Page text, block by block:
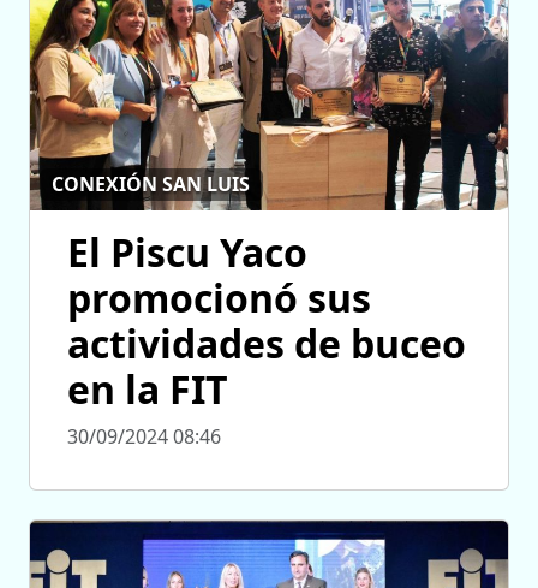
CONEXIÓN SAN LUIS
El Piscu Yaco
promocionó sus
actividades de buceo
en la FIT
30/09/2024 08:46